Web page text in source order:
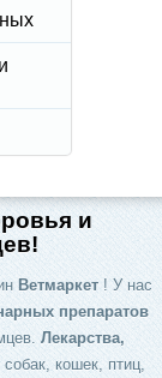
и
Ветмаркет ! У нас
препаратов
Лекарства,
кошек, птиц,